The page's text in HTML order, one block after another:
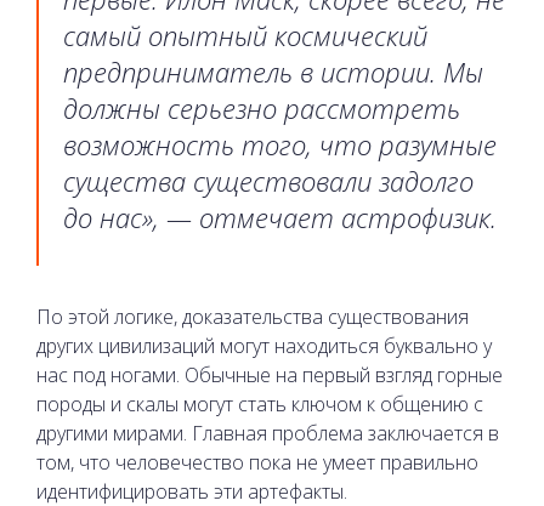
самый опытный космический
предприниматель в истории. Мы
должны серьезно рассмотреть
возможность того, что разумные
существа существовали задолго
до нас», — отмечает астрофизик.
По этой логике, доказательства существования
других цивилизаций могут находиться буквально у
нас под ногами. Обычные на первый взгляд горные
породы и скалы могут стать ключом к общению с
другими мирами. Главная проблема заключается в
том, что человечество пока не умеет правильно
идентифицировать эти артефакты.